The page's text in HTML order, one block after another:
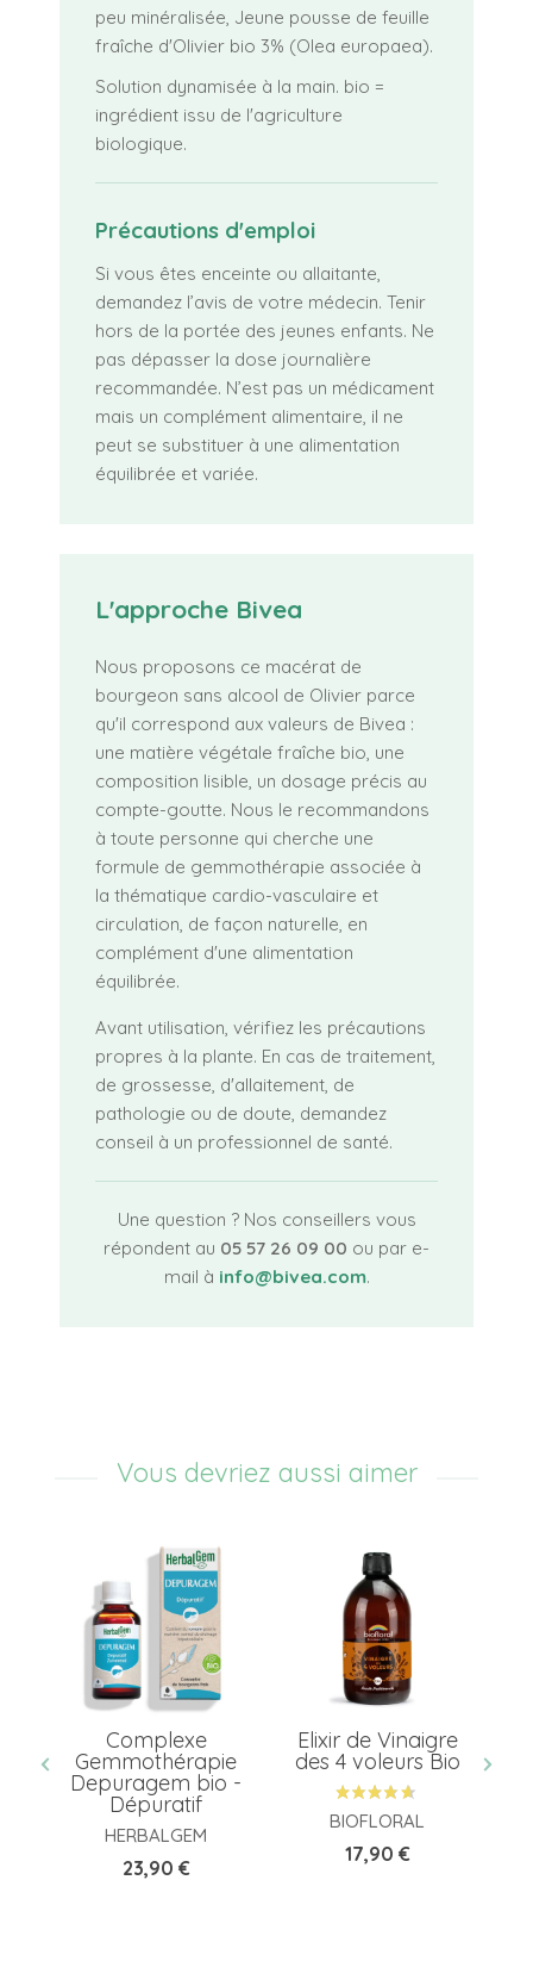
peu minéralisée, Jeune pousse de feuille
fraîche d'Olivier bio 3% (Olea europaea).
Solution dynamisée à la main. bio =
ingrédient issu de l'agriculture
biologique.
Précautions d'emploi
Si vous êtes enceinte ou allaitante,
demandez l’avis de votre médecin. Tenir
hors de la portée des jeunes enfants. Ne
pas dépasser la dose journalière
recommandée. N’est pas un médicament
mais un complément alimentaire, il ne
peut se substituer à une alimentation
équilibrée et variée.
L'approche Bivea
Nous proposons ce macérat de
bourgeon sans alcool de Olivier parce
qu'il correspond aux valeurs de Bivea :
une matière végétale fraîche bio, une
composition lisible, un dosage précis au
compte-goutte. Nous le recommandons
à toute personne qui cherche une
formule de gemmothérapie associée à
la thématique cardio-vasculaire et
circulation, de façon naturelle, en
complément d'une alimentation
équilibrée.
Avant utilisation, vérifiez les précautions
propres à la plante. En cas de traitement,
de grossesse, d'allaitement, de
pathologie ou de doute, demandez
conseil à un professionnel de santé.
Une question ? Nos conseillers vous
répondent au 05 57 26 09 00 ou par e-
mail à info@bivea.com.
Vous devriez aussi aimer
Complexe
Gemmothérapie
Depuragem bio -
Dépuratif
HERBALGEM
Prix
23,90 €
Elixir de Vinaigre
des 4 voleurs Bio
BIOFLORAL
Prix
17,90 €